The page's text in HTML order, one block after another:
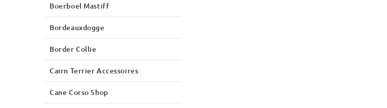
Boerboel Mastiff
Bordeauxdogge
Border Collie
Cairn Terrier Accessoires
Cane Corso Shop